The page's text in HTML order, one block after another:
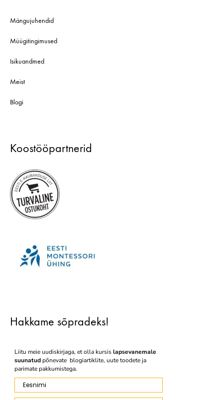
Mängujuhendid
Müügitingimused
Isikuandmed
Meist
Blogi
Koostööpartnerid
Hakkame sõpradeks!
Liitu meie uudiskirjaga, et olla kursislapsevanemale
suunatudpõnevate blogiartiklite, uute toodete ja
parimate pakkumistega.
Eesnimi